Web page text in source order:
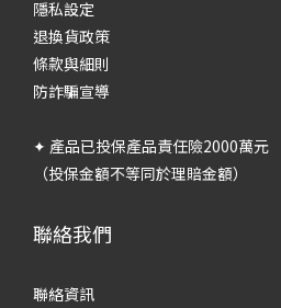
隱私設定
退換貨政策
條款與細則
防詐騙宣導
✦ 產品已投保產品責任險2000萬元
（投保金額不等同於理賠金額）
聯絡我們
聯絡資訊